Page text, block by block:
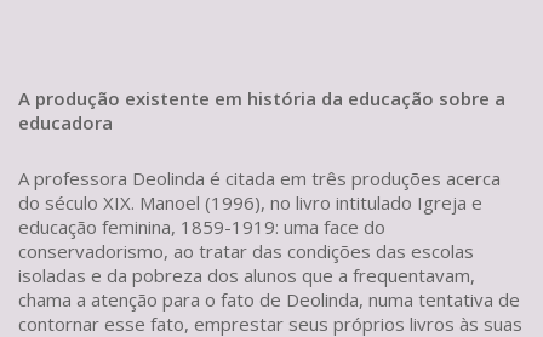
A produção existente em história da educação sobre a
educadora
​A professora Deolinda é citada em três produções acerca
do século XIX. Manoel (1996), no livro intitulado Igreja e
educação feminina, 1859-1919: uma face do
conservadorismo, ao tratar das condições das escolas
isoladas e da pobreza dos alunos que a frequentavam,
chama a atenção para o fato de Deolinda, numa tentativa de
contornar esse fato, emprestar seus próprios livros às suas